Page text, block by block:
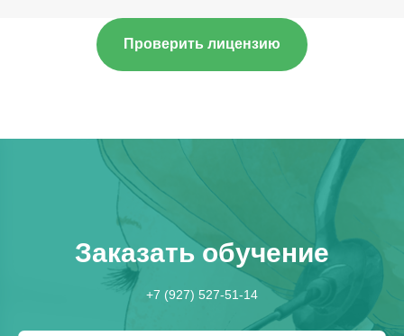
Проверить лицензию
Заказать обучение
+7 (927) 527-51-14